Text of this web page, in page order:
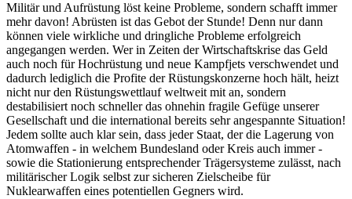
Militär und Aufrüstung löst keine Probleme, sondern schafft immer
mehr davon! Abrüsten ist das Gebot der Stunde! Denn nur dann
können viele wirkliche und dringliche Probleme erfolgreich
angegangen werden. Wer in Zeiten der Wirtschaftskrise das Geld
auch noch für Hochrüstung und neue Kampfjets verschwendet und
dadurch lediglich die Profite der Rüstungskonzerne hoch hält, heizt
nicht nur den Rüstungswettlauf weltweit mit an, sondern
destabilisiert noch schneller das ohnehin fragile Gefüge unserer
Gesellschaft und die international bereits sehr angespannte Situation!
Jedem sollte auch klar sein, dass jeder Staat, der die Lagerung von
Atomwaffen - in welchem Bundesland oder Kreis auch immer -
sowie die Stationierung entsprechender Trägersysteme zulässt, nach
militärischer Logik selbst zur sicheren Zielscheibe für
Nuklearwaffen eines potentiellen Gegners wird.